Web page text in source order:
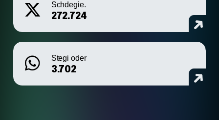
Schdegie.
272.724
Stegi oder
3.702